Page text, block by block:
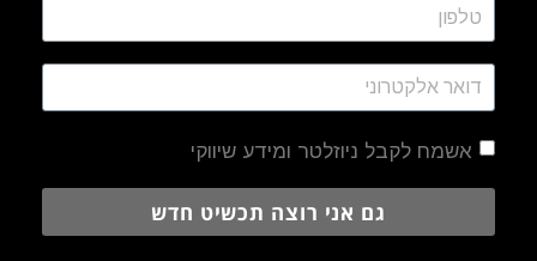
אשמח לקבל ניוזלטר ומידע שיווקי
גם אני רוצה תכשיט חדש